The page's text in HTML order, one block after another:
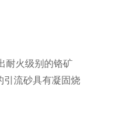
耐火级别的铬矿
引流砂具有凝固烧